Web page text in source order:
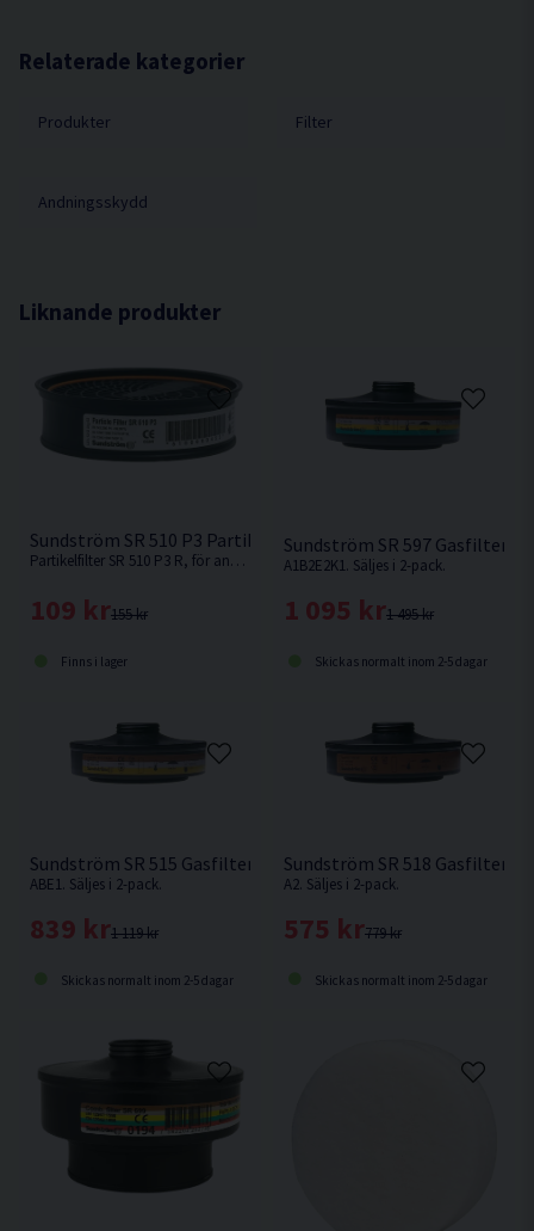
Överensstämmer med EN 14387:2004.
Relaterade kategorier
Produkter Filter
Andningsskydd
Liknande produkter
Sundström SR 510 P3 Partikelfilter
Partikelfilter SR 510 P3 R, för användning i fläkt SR 500 alternativt i Sundströms halv- eller helmasker
155 kr
109 kr
Finns i lager
Sundström SR 597 Gasfilter
A1B2E2K1. Säljes i 2-pack.
1 495 kr
1 095 kr
Skickas normalt inom 2-5 dagar
Sundström SR 515 Gasfilter till SR 500
ABE1. Säljes i 2-pack.
1 119 kr
839 kr
Skickas normalt inom 2-5 dagar
Sundström SR 518 Gasfilter
A2. Säljes i 2-pack.
779 kr
575 kr
Skickas normalt inom 2-5 dagar